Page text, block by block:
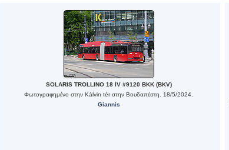
SOLARIS TROLLINO 18 IV #9120 BKK (BKV)
Φωτογραφημένο στην Kálvin tér στην Βουδαπέστη. 18/5/2024.
Giannis